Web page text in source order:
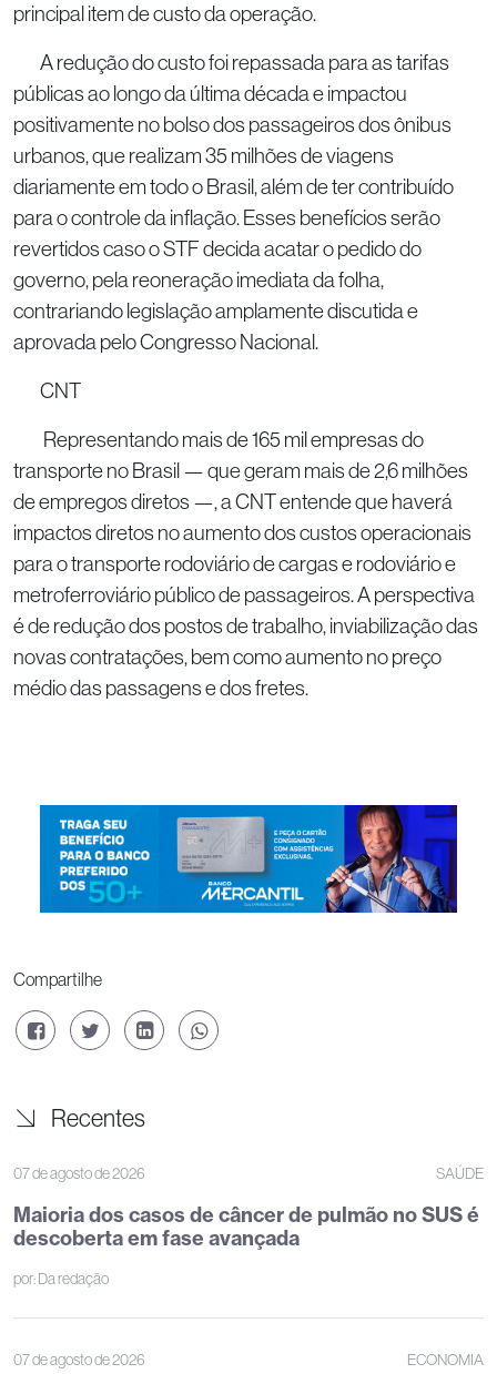
principal item de custo da operação.
A redução do custo foi repassada para as tarifas
públicas ao longo da última década e impactou
positivamente no bolso dos passageiros dos ônibus
urbanos, que realizam 35 milhões de viagens
diariamente em todo o Brasil, além de ter contribuído
para o controle da inflação. Esses benefícios serão
revertidos caso o STF decida acatar o pedido do
governo, pela reoneração imediata da folha,
contrariando legislação amplamente discutida e
aprovada pelo Congresso Nacional.
CNT
Representando mais de 165 mil empresas do
transporte no Brasil — que geram mais de 2,6 milhões
de empregos diretos —, a CNT entende que haverá
impactos diretos no aumento dos custos operacionais
para o transporte rodoviário de cargas e rodoviário e
metroferroviário público de passageiros. A perspectiva
é de redução dos postos de trabalho, inviabilização das
novas contratações, bem como aumento no preço
médio das passagens e dos fretes.
Compartilhe
Recentes
07 de agosto de 2026 SAÚDE
Maioria dos casos de câncer de pulmão no SUS é
descoberta em fase avançada
por:Da redação
07 de agosto de 2026 ECONOMIA